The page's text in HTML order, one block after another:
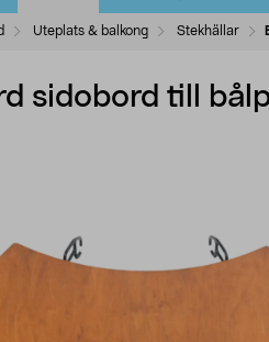
Uteplats & balkong Stekhällar
sidobord till